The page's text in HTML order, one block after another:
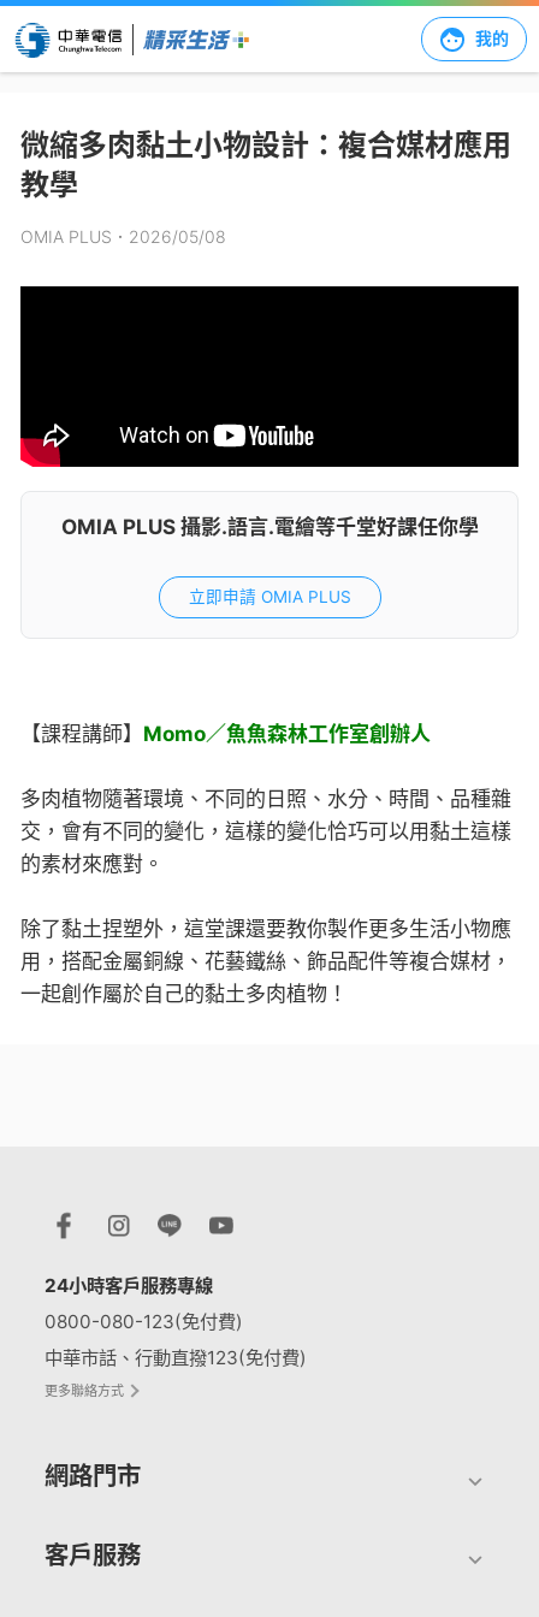
我的
微縮多肉黏土小物設計：複合媒材應用
教學
OMIA PLUS ．2026/05/08
OMIA PLUS 攝影.語言.電繪等千堂好課任你學
立即申請 OMIA PLUS
【課程講師】 Momo／魚魚森林工作室創辦人
多肉植物隨著環境、不同的日照、水分、時間、品種雜
交，會有不同的變化，這樣的變化恰巧可以用黏土這樣
的素材來應對。
除了黏土捏塑外，這堂課還要教你製作更多生活小物應
用，搭配金屬銅線、花藝鐵絲、飾品配件等複合媒材，
一起創作屬於自己的黏土多肉植物！
24小時客戶服務專線
0800-080-123(免付費)
中華市話、行動直撥123(免付費)
更多聯絡方式
網路門市
客戶服務